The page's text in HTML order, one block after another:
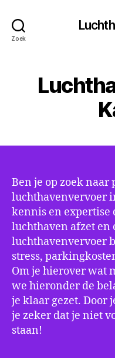
Zoek
Ben je op zoek naar
luchthavenvervoer
kennis en expertise
luchthaven afzet en
luchthavenvervoer
stress,
Om je hierover wat
we hieronder de
je klaar gezet. Door
je zeker dat je niet
staan!